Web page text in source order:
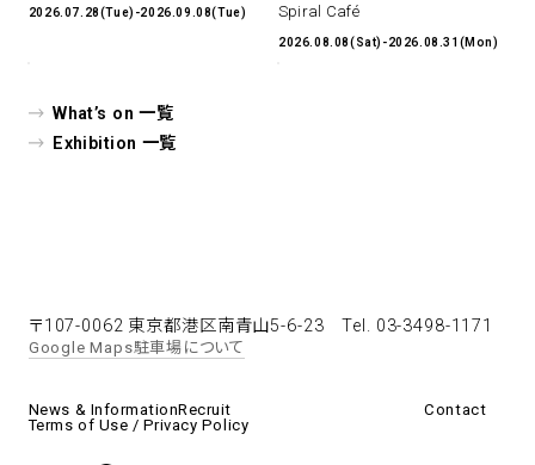
2026.07.28(Tue)-2026.09.08(Tue)
Spiral Café
2026.08.08(Sat)-2026.08.31(Mon)
What’s on 一覧
Exhibition 一覧
〒107-0062 東京都港区南青山5-6-23Tel. 03-3498-1171
Google Maps駐車場について
News & InformationRecruit
Contact
Terms of Use / Privacy Policy